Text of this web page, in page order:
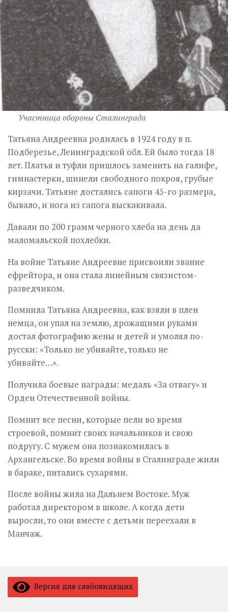
Участница обороны Сталинграда
Татьяна Андреевна родилась в 1924 году в п.
Подберезье, Ленинградской обл. Ей было тогда 18
лет. Платья и туфли пришлось заменить на галифе,
гимнастерки, шинели свободного покроя, грубые
кирзачи. Татьяне достались сапоги 45-го размера,
бывало, и нога из сапога выскакивала.
Давали по 200 грамм черного хлеба на день да
маломальской похлебки.
На войне Татьяне Андреевне присвоили звание
ефрейтора, и она стала линейным связистом-
разведчиком.
Помнила Татьяна Андреевна, как взяли в плен
немца, он упал на землю, дрожащими руками
достал фотографию жены и детей и умолял по-
русски: «Только не убивайте, только не
убивайте…».
Получила боевые награды: медаль «За отвагу» и
Орден Отечественной войны.
Помнит все песни, которые пели во время
строевой, помнит своих начальников и свою
подругу. С мужем она познакомилась в
Архангельске. Во время войны в Сталинграде жили
в бараке, питались сухарями.
После войны жила на Дальнем Востоке. Муж
работал директором в школе. А когда дети
выросли, то они вместе с детьми переехали в
Манчаж.
Версия для слабовидящих